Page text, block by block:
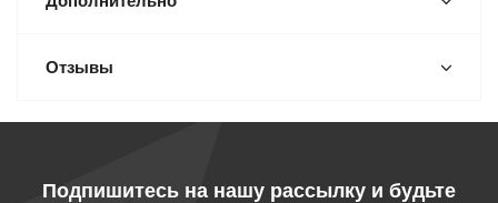
Отзывы
Подпишитесь на нашу рассылку и будьте